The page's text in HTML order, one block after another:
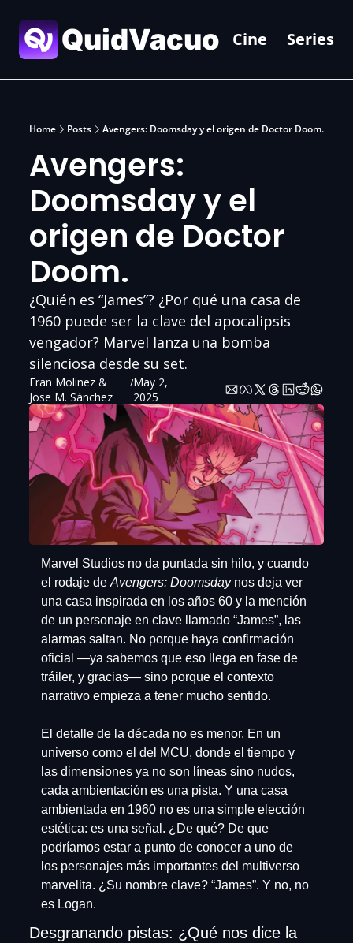
QuidVacuo Cine Series
Home Posts Avengers: Doomsday y el origen de Doctor Doom.
Avengers:
Doomsday y el
origen de Doctor
Doom.
¿Quién es “James”? ¿Por qué una casa de
1960 puede ser la clave del apocalipsis
vengador? Marvel lanza una bomba
silenciosa desde su set.
Fran Molinez
Jose M. Sánchez
/May 2,
2025
Marvel Studios no da puntada sin hilo, y cuando
el rodaje de Avengers: Doomsday nos deja ver
una casa inspirada en los años 60 y la mención
de un personaje en clave llamado “James”, las
alarmas saltan. No porque haya confirmación
oficial —ya sabemos que eso llega en fase de
tráiler, y gracias— sino porque el contexto
narrativo empieza a tener mucho sentido.
El detalle de la década no es menor. En un
universo como el del MCU, donde el tiempo y
las dimensiones ya no son líneas sino nudos,
cada ambientación es una pista. Y una casa
ambientada en 1960 no es una simple elección
estética: es una señal. ¿De qué? De que
podríamos estar a punto de conocer a uno de
los personajes más importantes del multiverso
marvelita. ¿Su nombre clave? “James”. Y no, no
es Logan.
Desgranando pistas: ¿Qué nos dice la